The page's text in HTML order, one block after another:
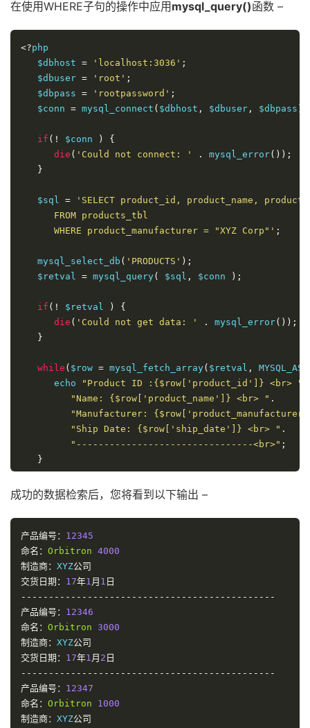
在使用WHERE子句的操作中应用 mysql_query()函数 –
<?php
   $dbhost
= 'localhost:3036' ;
   $dbuser
= 'root' ;
   $dbpass
= 'rootpassword' ;
   $conn
= mysql_connect ( $dbhost , $dbuser , $dbpass
if (! $conn )
{
die ( 'Could not connect: ' . mysql_error());
}
   $sql
=
'SELECT product_id, product_name,
      FROM products_tbl
      WHERE product_manufacturer = "XYZ Corp"'
;
   mysql_select_db
( 'PRODUCTS' );
   $retval
= mysql_query( $sql , $conn );
if (! $retval )
{
die ( 'Could not get data: ' . mysql_error());
}
while ( $row = mysql_fetch_array( $retval ,
      echo
"Product ID :{$row['product_id']} <br> "
"Name: {$row['product_name']} <br> " .
"Manufacturer:
"Ship Date: {$row['ship_date']} <br> " .
"--------------------------------<br>" ;
}
   echo
"Fetched data successfully
   mysql_close
($conn);
?>
成功的数据检索后，您将看到以下输出 –
产品编号： 12345
命名： Orbitron 4000
制造商： XYZ公司
交货日期： 17年1月 1 日
----------------------------------------------
产品编号： 12346
命名： Orbitron 3000
制造商： XYZ公司
交货日期： 17年1月 2 日
----------------------------------------------
产品编号： 12347
命名： Orbitron
1000
制造商： XYZ公司